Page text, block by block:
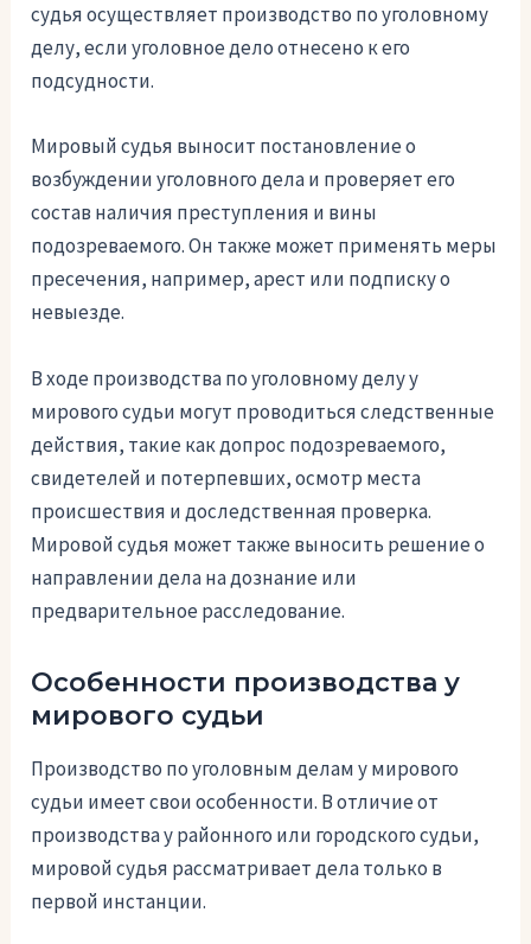
судья осуществляет производство по уголовному
делу, если уголовное дело отнесено к его
подсудности.
Мировый судья выносит постановление о
возбуждении уголовного дела и проверяет его
состав наличия преступления и вины
подозреваемого. Он также может применять меры
пресечения, например, арест или подписку о
невыезде.
В ходе производства по уголовному делу у
мирового судьи могут проводиться следственные
действия, такие как допрос подозреваемого,
свидетелей и потерпевших, осмотр места
происшествия и доследственная проверка.
Мировой судья может также выносить решение о
направлении дела на дознание или
предварительное расследование.
Особенности производства у
мирового судьи
Производство по уголовным делам у мирового
судьи имеет свои особенности. В отличие от
производства у районного или городского судьи,
мировой судья рассматривает дела только в
первой инстанции.